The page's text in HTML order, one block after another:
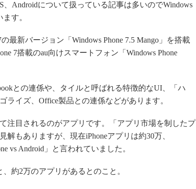
、Androidについて扱っている記事は多いのでWindows
す。
最新バージョン「Windows Phone 7.5 Mango」を搭載
7搭載のau向けスマートフォン「Windows Phone
との連係や、タイルと呼ばれる特徴的なUI、「ハ
ライズ、Office製品との連係などがあります。
注目されるのがアプリです。「アプリ市場を制したプ
解もありますが、現在iPhoneアプリは約30万、
vs Android」と言われていました。
約2万のアプリがあるとのこと。